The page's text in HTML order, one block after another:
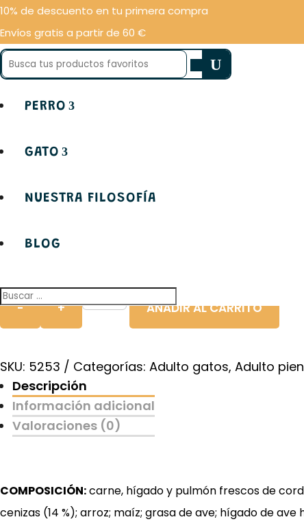
10% de descuento en tu primera compra
Envíos gratis a partir de 60 €
Buscar:
PERRO
GATO
NUESTRA FILOSOFÍA
BLOG
Pienso para gatos adultos a partir de un año.
especialmente adecuada para gatos que
2Kg 7,5Kg
-
cantidad
+ AÑADIR AL CARRITO
SKU: 5253 Categorías: Adulto gatos, Adulto
Descripción
Información adicional
Valoraciones (0)
COMPOSICIÓN:carne, hígado y pulmón frescos de
cenizas (14 %); arroz; maíz; grasa de ave; hígado de